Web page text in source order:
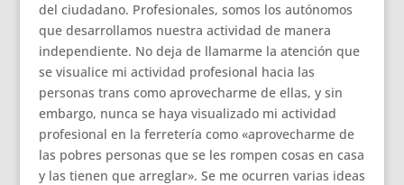
del ciudadano. Profesionales, somos los autónomos
que desarrollamos nuestra actividad de manera
independiente. No deja de llamarme la atención que
se visualice mi actividad profesional hacia las
personas trans como aprovecharme de ellas, y sin
embargo, nunca se haya visualizado mi actividad
profesional en la ferretería como «aprovecharme de
las pobres personas que se les rompen cosas en casa
y las tienen que arreglar». Se me ocurren varias ideas